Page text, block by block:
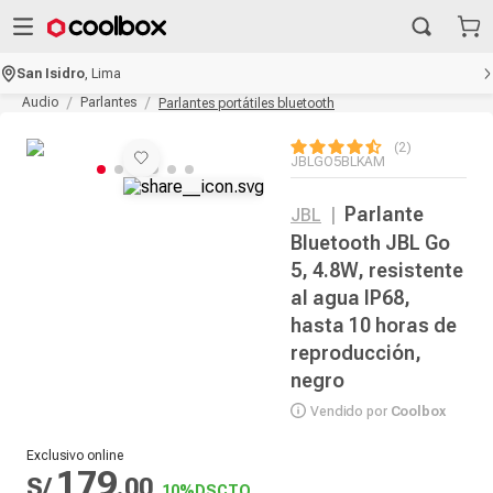
San Isidro ,Lima
Audio
Parlantes Parlantes portátiles bluetooth
2
JBLGO5BLKAM
JBL
Parlante
Bluetooth JBL Go
5, 4.8W, resistente
al agua IP68,
hasta 10 horas de
reproducción,
negro
Vendido por Coolbox
Exclusivo online
179